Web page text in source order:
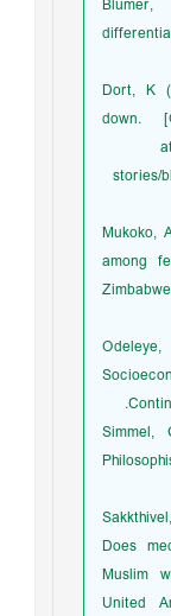
Dort, K
down.
stories/
among
Does
Muslim
United